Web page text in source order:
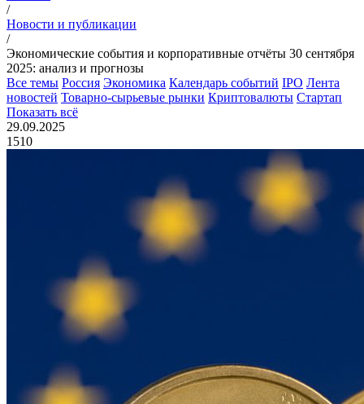
/
Новости и публикации
/
Экономические события и корпоративные отчёты 30 сентября
2025: анализ и прогнозы
Все темы Россия Экономика Календарь событий IPO Лента
новостей Товарно-сырьевые рынки Криптовалюты Стартап
Показать всё
29.09.2025
1510